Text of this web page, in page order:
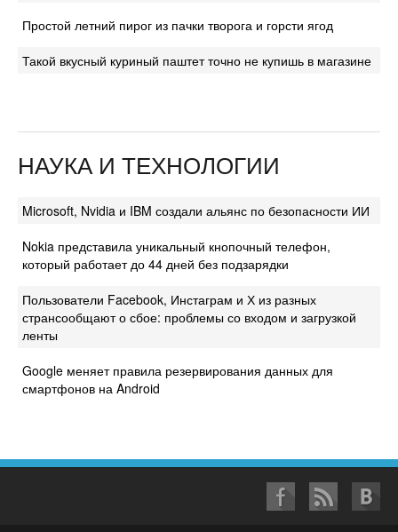
Простой летний пирог из пачки творога и горсти ягод
Такой вкусный куриный паштет точно не купишь в магазине
НАУКА И ТЕХНОЛОГИИ
Microsoft, Nvidia и IBM создали альянс по безопасности ИИ
Nokia представила уникальный кнопочный телефон,
который работает до 44 дней без подзарядки
Пользователи Facebook, Инстаграм и Х из разных
странсообщают о сбое: проблемы со входом и загрузкой
ленты
Google меняет правила резервирования данных для
смартфонов на Android